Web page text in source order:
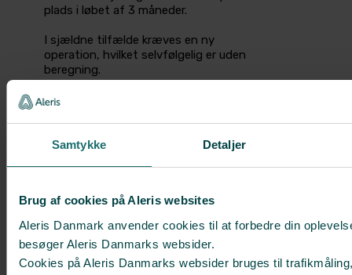
Samtykke Detaljer
Brug af cookies på Aleris websites
Aleris Danmark anvender cookies til at forbedre din
besøger Aleris Danmarks websider.
Cookies på Aleris Danmarks websider bruges til
plads i løbet af 3 måneder.
I sjældne tilfælde kræves en ny
operation,­ hvilket selvfølgelig er uden
beregning.
Se også
Efter udskrivelsen
MEST POPULÆRE BEHANDLINGER